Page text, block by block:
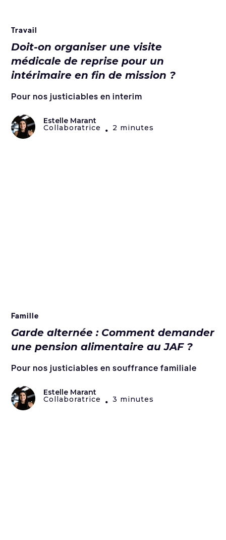
Travail
Doit-on organiser une visite
médicale de reprise pour un
intérimaire en fin de mission ?
Pour nos justiciables en interim
Estelle Marant
Collaboratrice • 2 minutes
Famille
Garde alternée : Comment demander
une pension alimentaire au JAF ?
Pour nos justiciables en souffrance familiale
Estelle Marant
Collaboratrice • 3 minutes